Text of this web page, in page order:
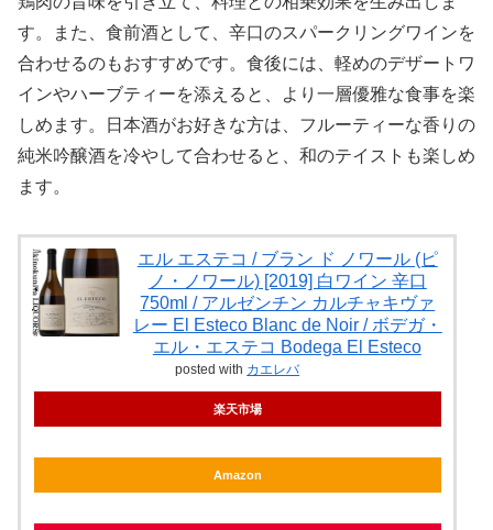
す。また、食前酒として、辛口のスパークリングワインを
合わせるのもおすすめです。食後には、軽めのデザートワ
インやハーブティーを添えると、より一層優雅な食事を楽
しめます。日本酒がお好きな方は、フルーティーな香りの
純米吟醸酒を冷やして合わせると、和のテイストも楽しめ
ます。
エル エステコ / ブラン ド ノワール (ピ
ノ・ノワール) [2019] 白ワイン 辛口
750ml / アルゼンチン カルチャキヴァ
レー El Esteco Blanc de Noir / ボデガ・
エル・エステコ Bodega El Esteco
posted with カエレバ
楽天市場
Amazon